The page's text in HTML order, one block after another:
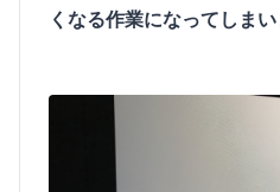
くなる作業になってしまい